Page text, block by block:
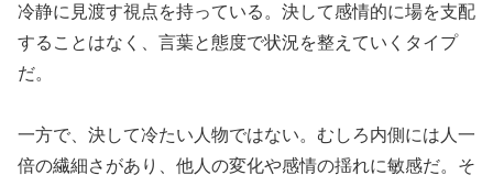
冷静に見渡す視点を持っている。決して感情的に場を支配
することはなく、言葉と態度で状況を整えていくタイプ
だ。
一方で、決して冷たい人物ではない。むしろ内側には人一
倍の繊細さがあり、他人の変化や感情の揺れに敏感だ。そ